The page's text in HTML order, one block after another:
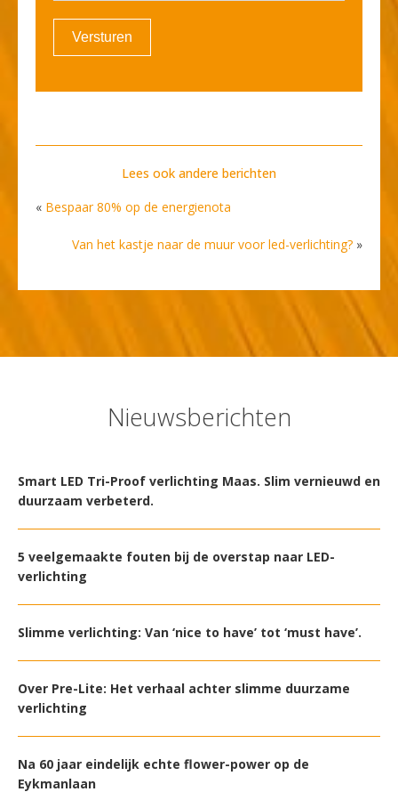
Versturen
Lees ook andere berichten
« Bespaar 80% op de energienota
Van het kastje naar de muur voor led-verlichting? »
Nieuwsberichten
Smart LED Tri-Proof verlichting Maas. Slim vernieuwd en
duurzaam verbeterd.
5 veelgemaakte fouten bij de overstap naar LED-
verlichting
Slimme verlichting: Van ‘nice to have’ tot ‘must have’.
Over Pre-Lite: Het verhaal achter slimme duurzame
verlichting
Na 60 jaar eindelijk echte flower-power op de
Eykmanlaan